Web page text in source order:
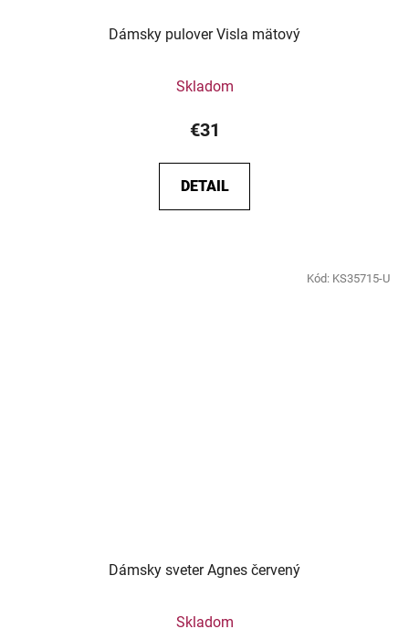
Dámsky pulover Visla mätový
Skladom
€31
DETAIL
Dámsky sveter Agnes červený
Skladom
Kód: KS35715-U